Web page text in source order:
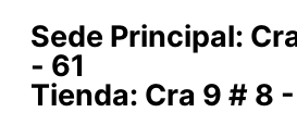
Sede Principal:
- 61
Tienda: Cra 9 # 8